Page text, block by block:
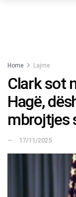
Home Lajme
Clark sot
Hagë,
mbrojtjes
17/11/2025